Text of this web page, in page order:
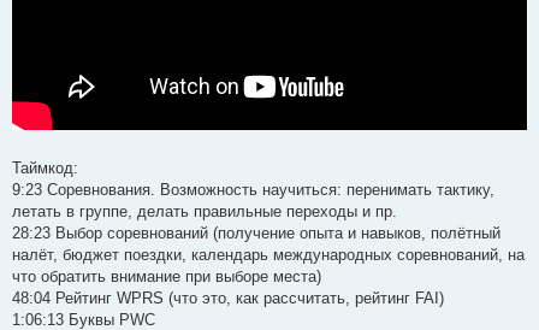
Таймкод:
9:23 Соревнования. Возможность научиться: перенимать тактику,
летать в группе, делать правильные переходы и пр.
28:23 Выбор соревнований (получение опыта и навыков, полётный
налёт, бюджет поездки, календарь международных соревнований, на
что обратить внимание при выборе места)
48:04 Рейтинг WPRS (что это, как рассчитать, рейтинг FAI)
1:06:13 Буквы PWC